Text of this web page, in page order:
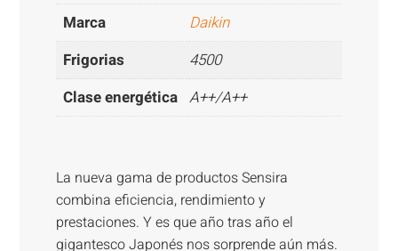
Marca
Daikin
Frigorias
4500
Clase energética A++/A++
La nueva gama de productos Sensira
combina eficiencia, rendimiento y
prestaciones. Y es que año tras año el
gigantesco Japonés nos sorprende aún más.